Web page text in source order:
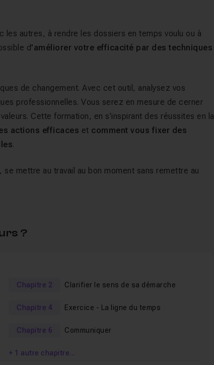
autres, à rendre les dossiers en temps voulu ou à
d’améliorer votre efficacité par des techniques
de changement. Avec cet outil, analysez vos
professionnelles. Vous serez en mesure de cerner
Cette formation, en s’inspirant des réussites en la
actions efficaces et comment vous fixer des
.
, se mettre au travail au bon moment sans remettre au
analysez votre manière d’être et de travailler,
logiques de changement
et professionnels qui vous posent
votre productivité au travail
?
Chapitre 2 Clarifier le sens de sa démarche
Chapitre 4 Exercice - La ligne du temps
Chapitre 6 Communiquer
+ 1 autre chapitre…